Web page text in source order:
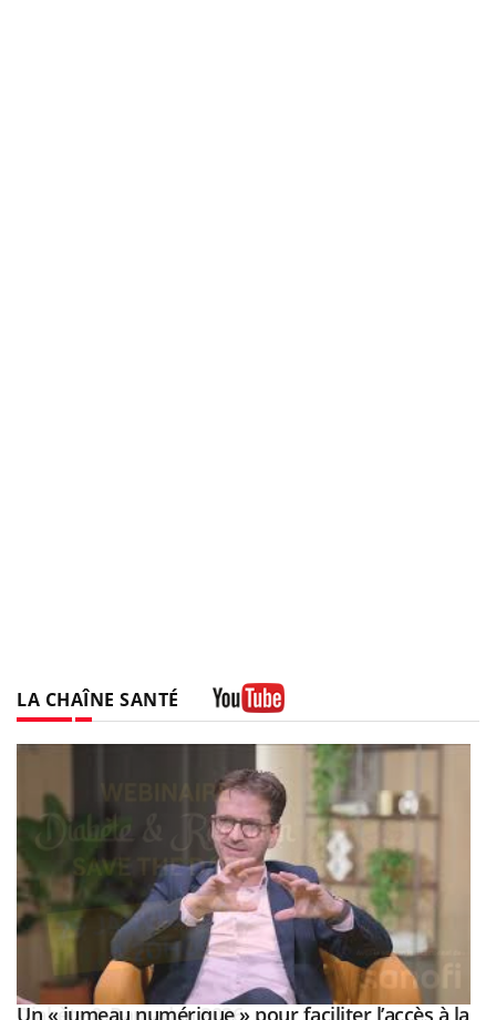
LA CHAÎNE SANTÉ
Youtube
Un « jumeau numérique » pour faciliter l’accès à la